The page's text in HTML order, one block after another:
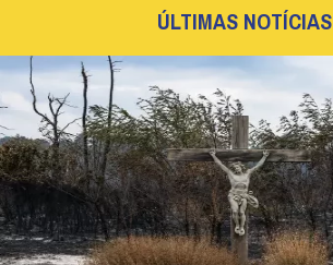
ÚLTIMAS NOTÍCIAS